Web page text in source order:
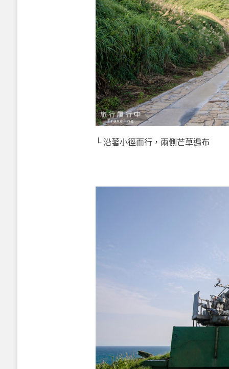
└ 沿著小徑而行，兩側芒草遍布